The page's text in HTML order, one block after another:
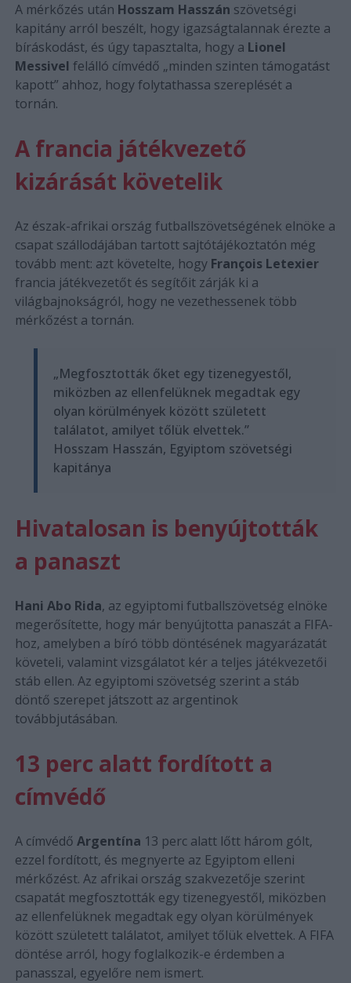
A mérkőzés után Hosszam Hasszán szövetségi
kapitány arról beszélt, hogy igazságtalannak érezte a
bíráskodást, és úgy tapasztalta, hogy a Lionel
Messivel felálló címvédő „minden szinten támogatást
kapott” ahhoz, hogy folytathassa szereplését a
tornán.
A francia játékvezető
kizárását követelik
Az észak-afrikai ország futballszövetségének elnöke a
csapat szállodájában tartott sajtótájékoztatón még
tovább ment: azt követelte, hogy François Letexier
francia játékvezetőt és segítőit zárják ki a
világbajnokságról, hogy ne vezethessenek több
mérkőzést a tornán.
„Megfosztották őket egy tizenegyestől,
miközben az ellenfelüknek megadtak egy
olyan körülmények között született
találatot, amilyet tőlük elvettek.”
Hosszam Hasszán, Egyiptom szövetségi
kapitánya
Hivatalosan is benyújtották
a panaszt
Hani Abo Rida, az egyiptomi futballszövetség elnöke
megerősítette, hogy már benyújtotta panaszát a FIFA-
hoz, amelyben a bíró több döntésének magyarázatát
követeli, valamint vizsgálatot kér a teljes játékvezetői
stáb ellen. Az egyiptomi szövetség szerint a stáb
döntő szerepet játszott az argentinok
továbbjutásában.
13 perc alatt fordított a
címvédő
A címvédő Argentína 13 perc alatt lőtt három gólt,
ezzel fordított, és megnyerte az Egyiptom elleni
mérkőzést. Az afrikai ország szakvezetője szerint
csapatát megfosztották egy tizenegyestől, miközben
az ellenfelüknek megadtak egy olyan körülmények
között született találatot, amilyet tőlük elvettek. A FIFA
döntése arról, hogy foglalkozik-e érdemben a
panasszal, egyelőre nem ismert.